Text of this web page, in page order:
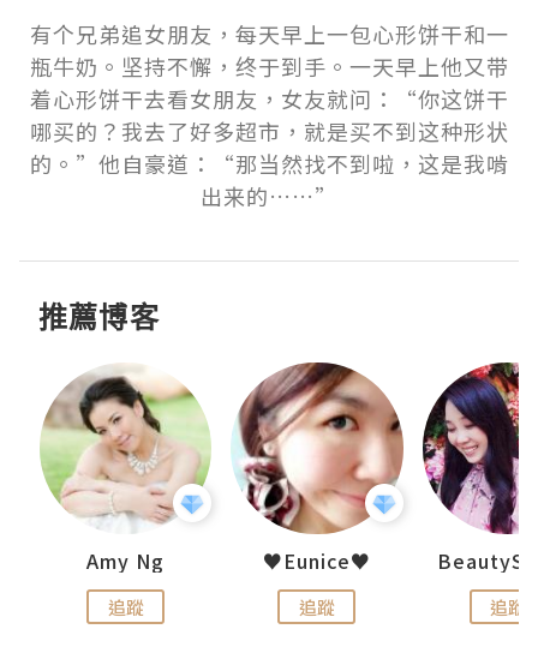
有个兄弟追女朋友，每天早上一包心形饼干和一
瓶牛奶。坚持不懈，终于到手。一天早上他又带
着心形饼干去看女朋友，女友就问：“你这饼干
哪买的？我去了好多超市，就是买不到这种形状
的。”他自豪道：“那当然找不到啦，这是我啃
出来的……”
推薦博客
Amy Ng
追蹤
♥Eunice♥
追蹤 追蹤